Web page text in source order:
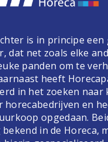
is in principe een
dat net zoals elke
panden om te
heeft
in het zoeken naar
horecabedrijven en
opgedaan.
in de Horeca,